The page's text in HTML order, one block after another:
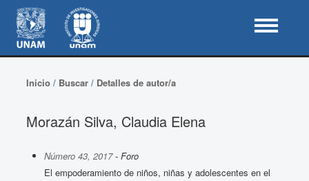
Inicio/ Buscar/ Detalles de autor/a
Morazán Silva, Claudia Elena
Número 43, 2017- Foro
El empoderamiento de niños, niñas y adolescentes en el